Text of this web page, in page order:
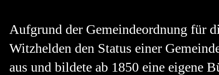
Aufgrund der Gemeindeordnung für
Witzhelden den Status einer
aus und bildete ab 1850 eine eigene